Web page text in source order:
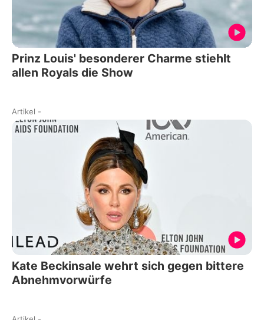
Prinz Louis' besonderer Charme stiehlt
allen Royals die Show
Artikel -
Kate Beckinsale wehrt sich gegen bittere
Abnehmvorwürfe